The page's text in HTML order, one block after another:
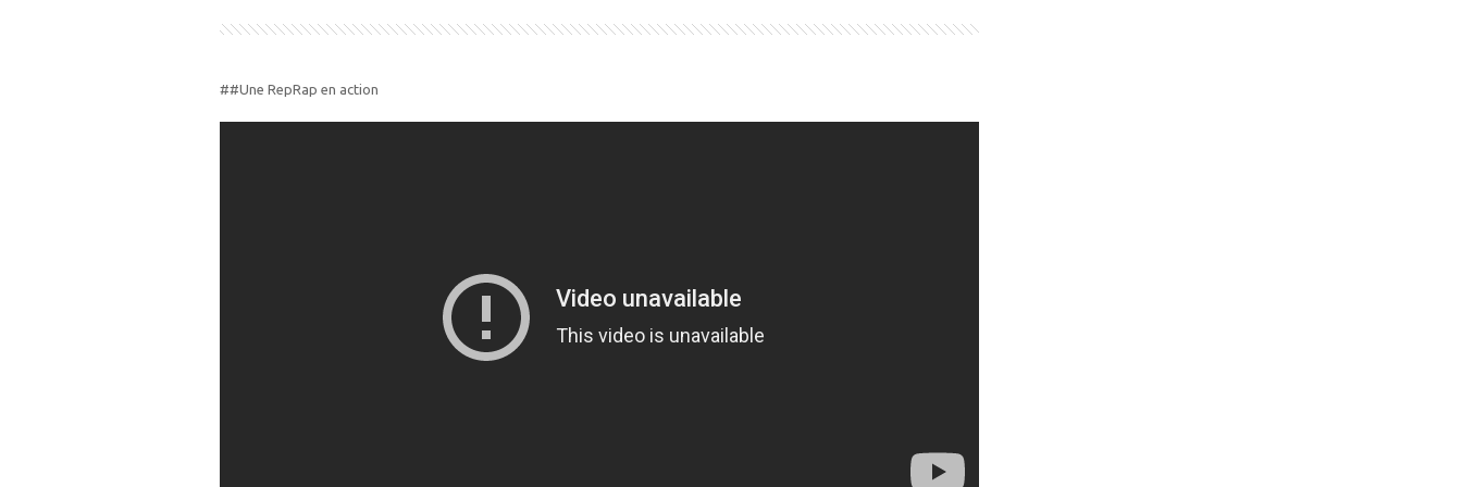
##Une RepRap en action